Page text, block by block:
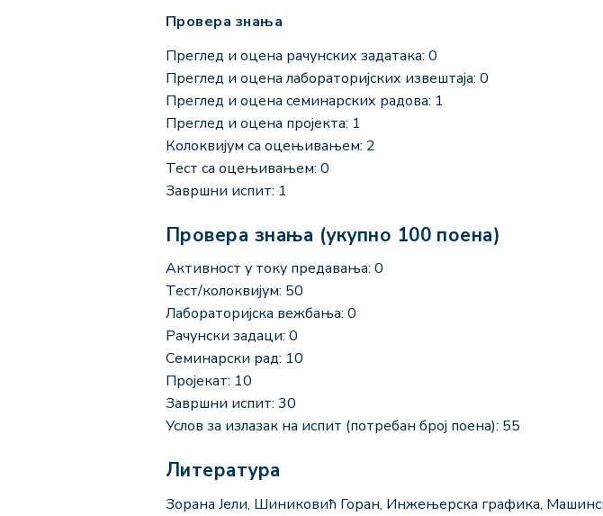
Провера знања
Преглед и оцена рачунских задатака: 0
Преглед и оцена лабораторијских извештаја: 0
Преглед и оцена семинарских радова: 1
Преглед и оцена пројекта: 1
Колоквијум са оцењивањем: 2
Тест са оцењивањем: 0
Завршни испит: 1
Провера знања (укупно 100 поена)
Активност у току предавања: 0
Тест/колоквијум: 50
Лабораторијска вежбања: 0
Рачунски задаци: 0
Семинарски рад: 10
Пројекат: 10
Завршни испит: 30
Услов за излазак на испит (потребан број поена): 55
Литература
Зорана Јели, Шиниковић Горан, Инжењерска графика,